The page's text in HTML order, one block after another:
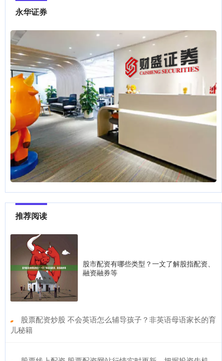
永华证券
推荐阅读
股市配资有哪些类型？一文了解股指配资、
融资融券等
​股票配资炒股 不会英语怎么辅导孩子？非英语母语家长的育
儿秘籍